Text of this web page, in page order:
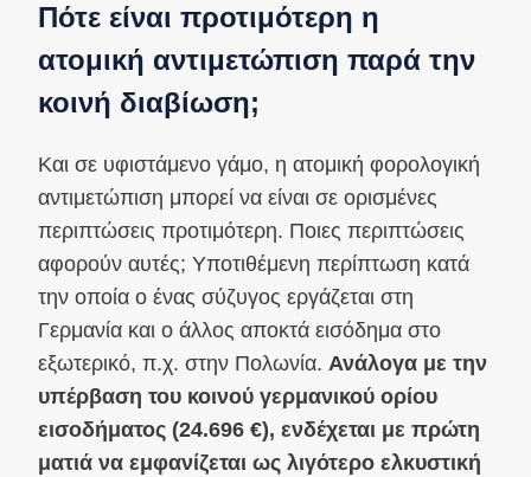
Πότε είναι προτιμότερη η
ατομική αντιμετώπιση παρά την
κοινή διαβίωση;
Και σε υφιστάμενο γάμο, η ατομική φορολογική
αντιμετώπιση μπορεί να είναι σε ορισμένες
περιπτώσεις προτιμότερη. Ποιες περιπτώσεις
αφορούν αυτές; Υποτιθέμενη περίπτωση κατά
την οποία ο ένας σύζυγος εργάζεται στη
Γερμανία και ο άλλος αποκτά εισόδημα στο
εξωτερικό, π.χ. στην Πολωνία. Ανάλογα με την
υπέρβαση του κοινού γερμανικού ορίου
εισοδήματος (24.696 €), ενδέχεται με πρώτη
ματιά να εμφανίζεται ως λιγότερο ελκυστική